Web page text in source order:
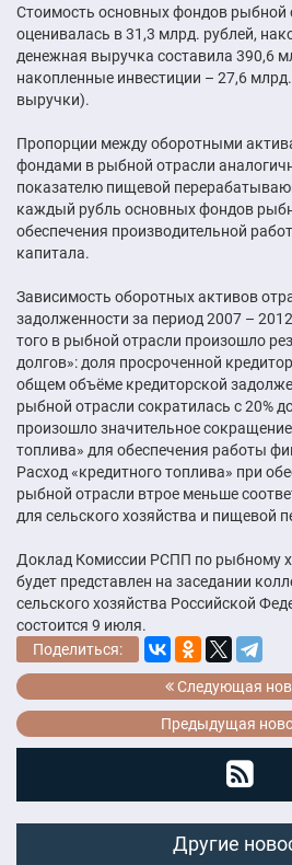
Cтоимость основных фондов рыбной
оценивалась в 31,3 млрд. рублей,
денежная выручка составила 390,6
накопленные инвестиции – 27,6
выручки).
Пропорции между оборотными
фондами в рыбной отрасли
показателю пищевой
каждый рубль основных фондов
обеспечения производительной
капитала.
Зависимость оборотных активов
задолженности за период 2007 –
того в рыбной отрасли произошло
долгов»: доля просроченной
общем объёме кредиторской
рыбной отрасли сократилась с 20%
произошло значительное
топлива» для обеспечения работы
Расход «кредитного топлива» при
рыбной отрасли втрое меньше
для сельского хозяйства и пищевой
Доклад Комиссии РСПП по рыбному
будет представлен на заседании
сельского хозяйства Российской
состоится 9 июля.
Поделиться:
Следующая
Предыдущая
Другие